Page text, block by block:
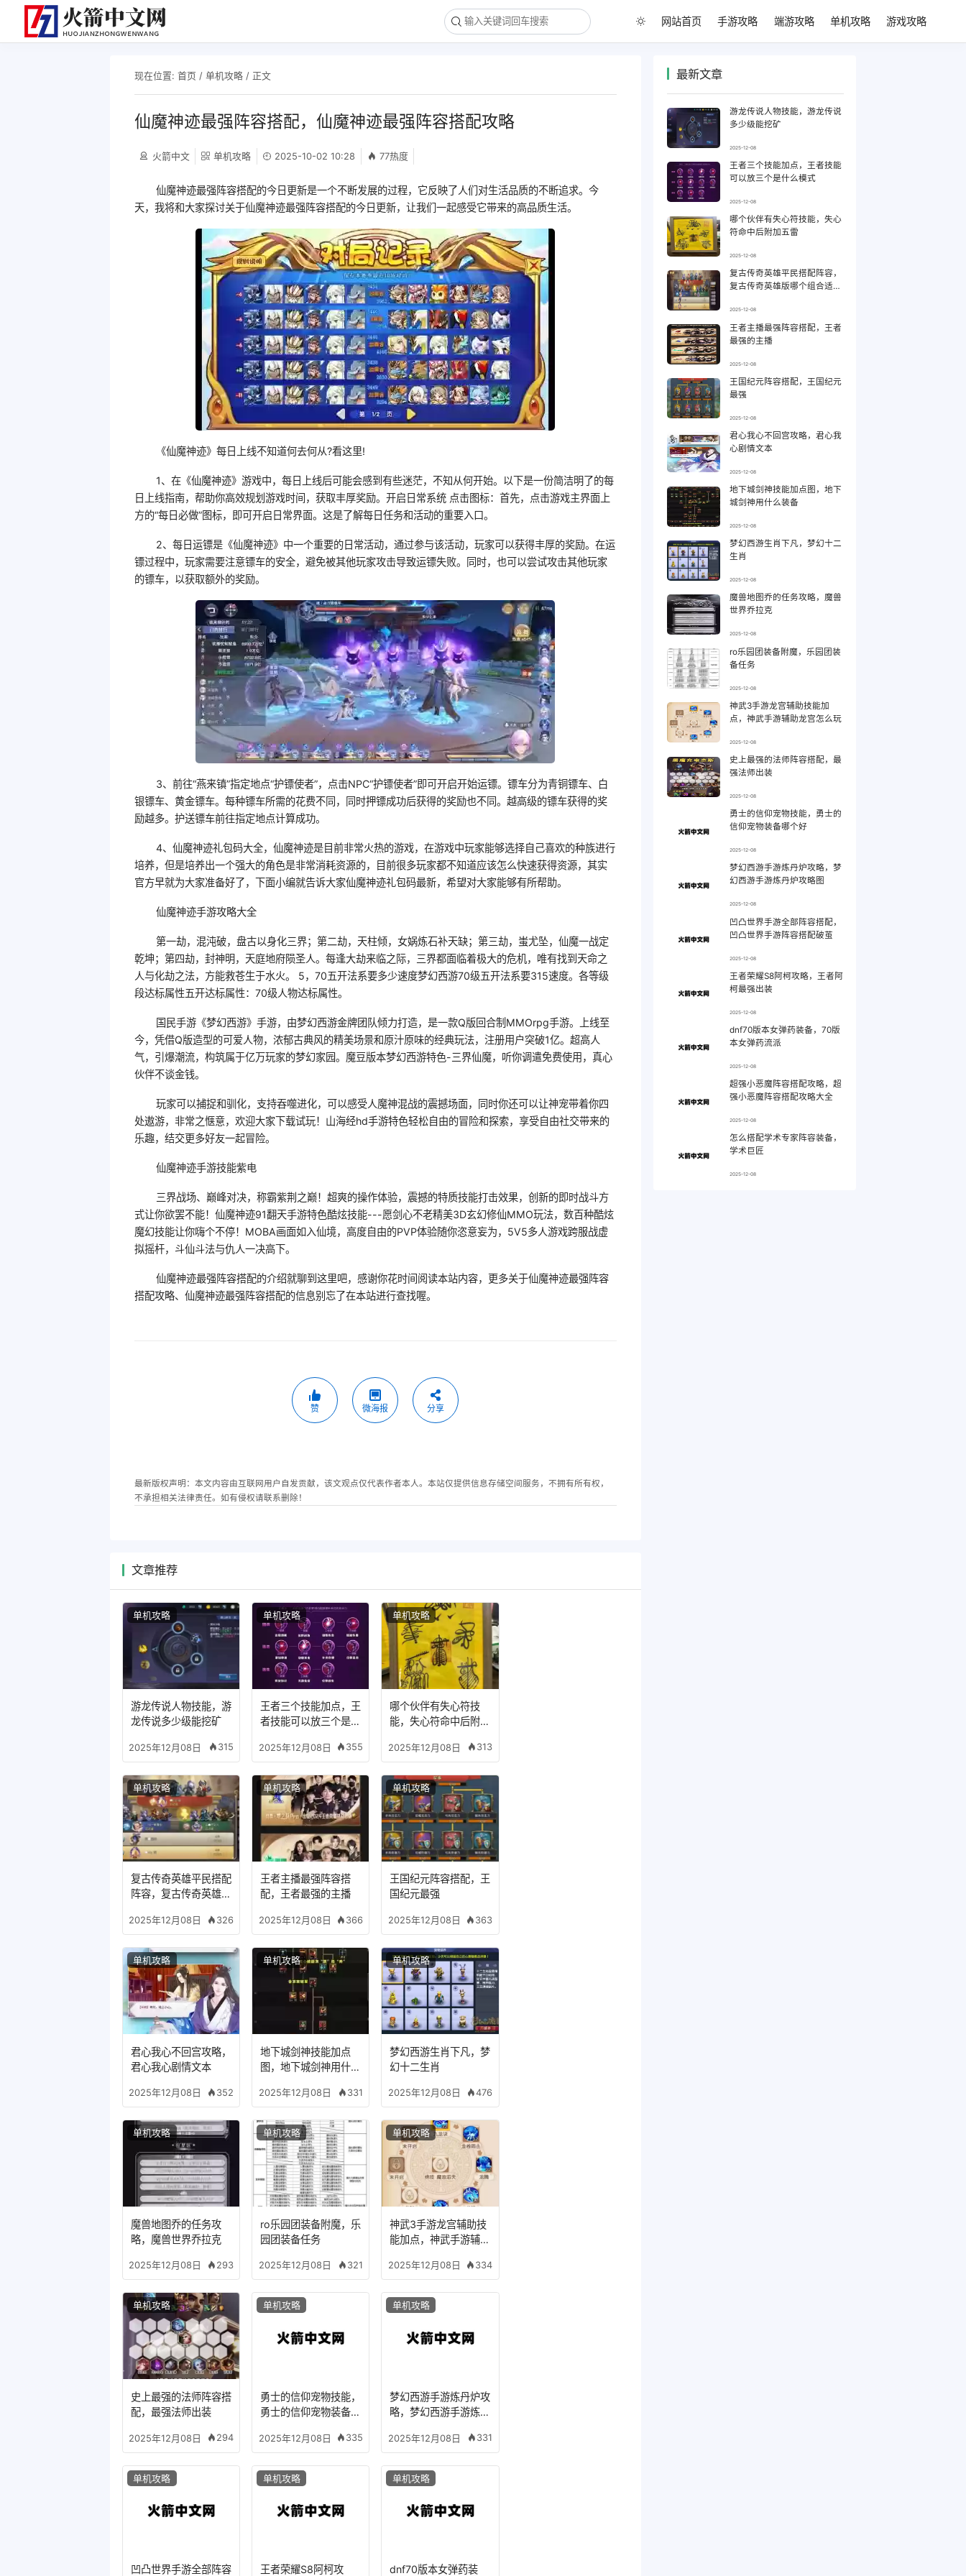
网站首页 手游攻略 端游攻略 单机攻略 游戏攻略
现在位置: 首页 / 单机攻略/ 正文
仙魔神迹最强阵容搭配，仙魔神迹最强阵容搭配攻略
火箭中文 单机攻略 2025-10-02 10:28 77热度
仙魔神迹最强阵容搭配的今日更新是一个不断发展的过程，它反映了人们对生活品质的不断追求。今
天，我将和大家探讨关于仙魔神迹最强阵容搭配的今日更新，让我们一起感受它带来的高品质生活。
《仙魔神迹》每日上线不知道何去何从?看这里!
1、在《仙魔神迹》游戏中，每日上线后可能会感到有些迷茫，不知从何开始。以下是一份简洁明了的每
日上线指南，帮助你高效规划游戏时间，获取丰厚奖励。开启日常系统 点击图标：首先，点击游戏主界面上
方的“每日必做”图标，即可开启日常界面。这是了解每日任务和活动的重要入口。
2、每日运镖是《仙魔神迹》中一个重要的日常活动，通过参与该活动，玩家可以获得丰厚的奖励。在运
镖过程中，玩家需要注意镖车的安全，避免被其他玩家攻击导致运镖失败。同时，也可以尝试攻击其他玩家
的镖车，以获取额外的奖励。
3、前往“燕来镇”指定地点“护镖使者”，点击NPC“护镖使者”即可开启开始运镖。镖车分为青铜镖车、白
银镖车、黄金镖车。每种镖车所需的花费不同，同时押镖成功后获得的奖励也不同。越高级的镖车获得的奖
励越多。护送镖车前往指定地点计算成功。
4、仙魔神迹礼包码大全，仙魔神迹是目前非常火热的游戏，在游戏中玩家能够选择自己喜欢的种族进行
培养，但是培养出一个强大的角色是非常消耗资源的，目前很多玩家都不知道应该怎么快速获得资源，其实
官方早就为大家准备好了，下面小编就告诉大家仙魔神迹礼包码最新，希望对大家能够有所帮助。
仙魔神迹手游攻略大全
第一劫，混沌破，盘古以身化三界；第二劫，天柱倾，女娲炼石补天缺；第三劫，蚩尤坠，仙魔一战定
乾坤；第四劫，封神明，天庭地府陨圣人。每逢大劫来临之际，三界都面临着极大的危机，唯有找到天命之
人与化劫之法，方能救苍生于水火。 5，70五开法系要多少速度梦幻西游70级五开法系要315速度。各等级
段达标属性五开达标属性：70级人物达标属性。
国民手游《梦幻西游》手游，由梦幻西游金牌团队倾力打造，是一款Q版回合制MMOrpg手游。上线至
今，凭借Q版造型的可爱人物，浓郁古典风的精美场景和原汁原味的经典玩法，注册用户突破1亿。超高人
气，引爆潮流，构筑属于亿万玩家的梦幻家园。魔豆版本梦幻西游特色-三界仙魔，听你调遣免费使用，真心
伙伴不谈金钱。
玩家可以捕捉和驯化，支持吞噬进化，可以感受人魔神混战的震撼场面，同时你还可以让神宠带着你四
处遨游，非常之惬意，欢迎大家下载试玩！山海经hd手游特色轻松自由的冒险和探索，享受自由社交带来的
乐趣，结交更多好友一起冒险。
仙魔神迹手游技能紫电
三界战场、巅峰对决，称霸紫荆之巅！超爽的操作体验，震撼的特质技能打击效果，创新的即时战斗方
式让你欲罢不能！仙魔神迹91翻天手游特色酷炫技能---愿剑心不老精美3D玄幻修仙MMO玩法，数百种酷炫
魔幻技能让你嗨个不停！MOBA画面如入仙境，高度自由的PVP体验随你恣意妄为，5V5多人游戏跨服战虚
拟摇杆，斗仙斗法与仇人一决高下。
仙魔神迹最强阵容搭配的介绍就聊到这里吧，感谢你花时间阅读本站内容，更多关于仙魔神迹最强阵容
搭配攻略、仙魔神迹最强阵容搭配的信息别忘了在本站进行查找喔。
赞 微海报 分享
最新版权声明：本文内容由互联网用户自发贡献，该文观点仅代表作者本人。本站仅提供信息存储空间服务，不拥有所有权，
不承担相关法律责任。如有侵权请联系删除！
文章推荐
游龙传说人物技能，游
龙传说多少级能挖矿
2025年12月08日 315
单机攻略
王者三个技能加点，王
者技能可以放三个是什
2025年12月08日 355
单机攻略
哪个伙伴有失心符技
能，失心符命中后附加
2025年12月08日 313
单机攻略
复古传奇英雄平民搭配
阵容，复古传奇英雄版
2025年12月08日 326
单机攻略
王者主播最强阵容搭
配，王者最强的主播
2025年12月08日 366
单机攻略
王国纪元阵容搭配，王
国纪元最强
2025年12月08日 363
单机攻略
君心我心不回宫攻略，
君心我心剧情文本
2025年12月08日 352
单机攻略
地下城剑神技能加点
图，地下城剑神用什么
2025年12月08日 331
单机攻略
梦幻西游生肖下凡，梦
幻十二生肖
2025年12月08日 476
单机攻略
魔兽地图乔的任务攻
略，魔兽世界乔拉克
2025年12月08日 293
单机攻略
ro乐园团装备附魔，乐
园团装备任务
2025年12月08日 321
单机攻略
神武3手游龙宫辅助技
能加点，神武手游辅助
2025年12月08日 334
单机攻略
史上最强的法师阵容搭
配，最强法师出装
2025年12月08日 294
单机攻略
勇士的信仰宠物技能，
勇士的信仰宠物装备哪
2025年12月08日 335
单机攻略
梦幻西游手游炼丹炉攻
略，梦幻西游手游炼丹
2025年12月08日 331
单机攻略
凹凸世界手游全部阵容
单机攻略
王者荣耀S8阿柯攻
单机攻略
dnf70版本女弹药装
单机攻略
最新文章
游龙传说人物技能，游龙传说
多少级能挖矿
2025-12-08
王者三个技能加点，王者技能
可以放三个是什么模式
2025-12-08
哪个伙伴有失心符技能，失心
符命中后附加五雷
2025-12-08
复古传奇英雄平民搭配阵容，
复古传奇英雄版哪个组合适合
2025-12-08
王者主播最强阵容搭配，王者
最强的主播
2025-12-08
王国纪元阵容搭配，王国纪元
最强
2025-12-08
君心我心不回宫攻略，君心我
心剧情文本
2025-12-08
地下城剑神技能加点图，地下
城剑神用什么装备
2025-12-08
梦幻西游生肖下凡，梦幻十二
生肖
2025-12-08
魔兽地图乔的任务攻略，魔兽
世界乔拉克
2025-12-08
ro乐园团装备附魔，乐园团装
备任务
2025-12-08
神武3手游龙宫辅助技能加
点，神武手游辅助龙宫怎么玩
2025-12-08
史上最强的法师阵容搭配，最
强法师出装
2025-12-08
勇士的信仰宠物技能，勇士的
信仰宠物装备哪个好
2025-12-08
梦幻西游手游炼丹炉攻略，梦
幻西游手游炼丹炉攻略图
2025-12-08
凹凸世界手游全部阵容搭配，
凹凸世界手游阵容搭配破茧
2025-12-08
王者荣耀S8阿柯攻略，王者阿
柯最强出装
2025-12-08
dnf70版本女弹药装备，70版
本女弹药流派
2025-12-08
超强小恶魔阵容搭配攻略，超
强小恶魔阵容搭配攻略大全
2025-12-08
怎么搭配学术专家阵容装备，
学术巨匠
2025-12-08